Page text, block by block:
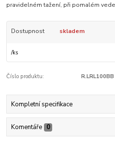
pravidelném tažení, při pomalém
Dostupnost skladem
/ks
Číslo produktu: R.LRL100BB
Kompletní specifikace
Komentáře 0